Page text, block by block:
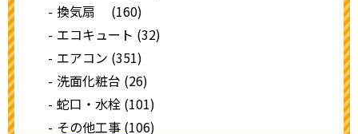
換気扇 (160)
エコキュート (32)
エアコン (351)
洗面化粧台 (26)
蛇口・水栓 (101)
その他工事 (106)